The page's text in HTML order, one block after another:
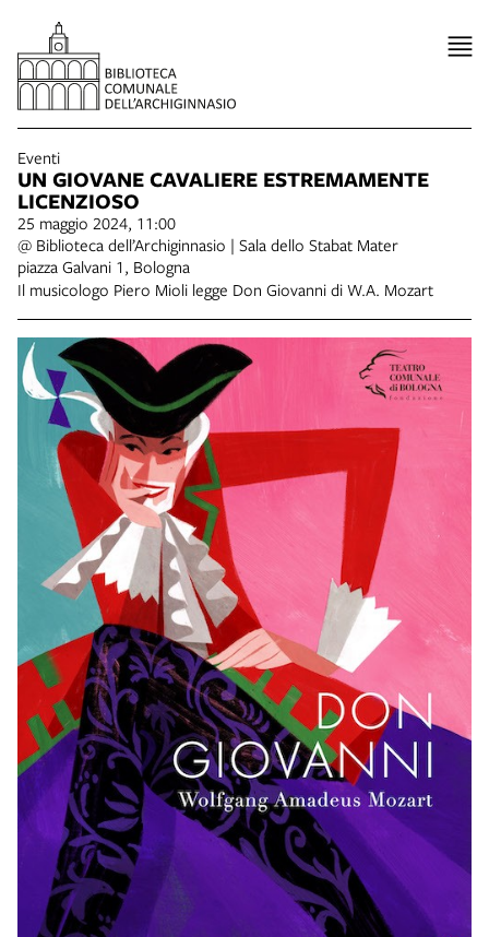
Eventi
UN GIOVANE CAVALIERE ESTREMAMENTE
LICENZIOSO
25 maggio 2024, 11:00
@ Biblioteca dell’Archiginnasio | Sala dello Stabat Mater
piazza Galvani 1, Bologna
Il musicologo Piero Mioli legge Don Giovanni di W.A. Mozart